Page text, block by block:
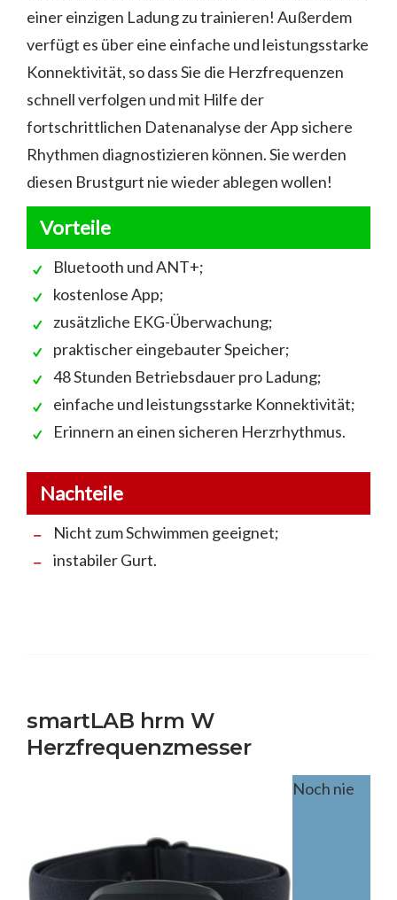
einer einzigen Ladung zu trainieren! Außerdem
verfügt es über eine einfache und leistungsstarke
Konnektivität, so dass Sie die Herzfrequenzen
schnell verfolgen und mit Hilfe der
fortschrittlichen Datenanalyse der App sichere
Rhythmen diagnostizieren können. Sie werden
diesen Brustgurt nie wieder ablegen wollen!
Vorteile
Bluetooth und ANT+;
kostenlose App;
zusätzliche EKG-Überwachung;
praktischer eingebauter Speicher;
48 Stunden Betriebsdauer pro Ladung;
einfache und leistungsstarke Konnektivität;
Erinnern an einen sicheren Herzrhythmus.
Nachteile
Nicht zum Schwimmen geeignet;
instabiler Gurt.
smartLAB hrm W
Herzfrequenzmesser
Noch nie